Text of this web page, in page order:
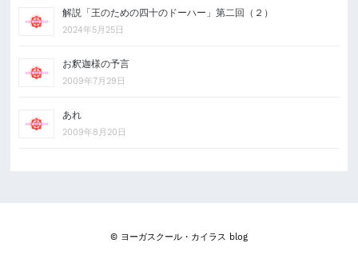
解説「王のための四十のドーハー」第二回（２）
2024年5月25日
お釈迦様の予言
2009年7月29日
あれ
2009年8月20日
© ヨーガスクール・カイラス blog